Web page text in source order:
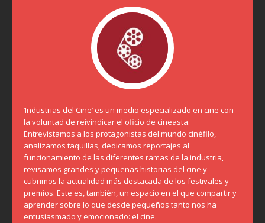
‘Industrias del Cine’ es un medio especializado en cine con
la voluntad de reivindicar el oficio de cineasta.
Entrevistamos a los protagonistas del mundo cinéfilo,
analizamos taquillas, dedicamos reportajes al
funcionamiento de las diferentes ramas de la industria,
revisamos grandes y pequeñas historias del cine y
cubrimos la actualidad más destacada de los festivales y
premios. Este es, también, un espacio en el que compartir y
aprender sobre lo que desde pequeños tanto nos ha
entusiasmado y emocionado: el cine.